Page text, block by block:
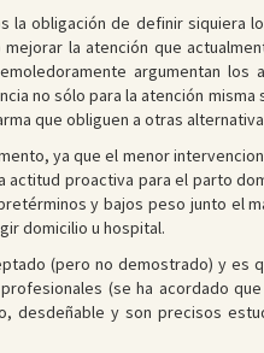
obligación de definir siquiera
la atención que
argumentan los
no sólo para la atención misma
que obliguen a otras
ya que el menor
proactiva para el parto
y bajos peso junto el
domicilio u hospital.
(pero no demostrado) y es
(se ha acordado
desdeñable y son precisos